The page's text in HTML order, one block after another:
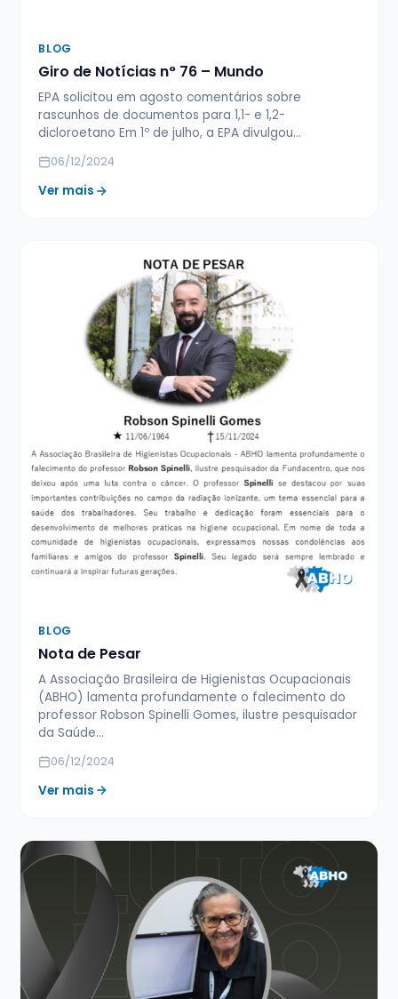
BLOG
Giro de Notícias n° 76 – Mundo
EPA solicitou em agosto comentários sobre
rascunhos de documentos para 1,1- e 1,2-
dicloroetano Em 1º de julho, a EPA divulgou…
06/12/2024
Ver mais
BLOG
Nota de Pesar
A Associação Brasileira de Higienistas Ocupacionais
(ABHO) lamenta profundamente o falecimento do
professor Robson Spinelli Gomes, ilustre pesquisador
da Saúde…
06/12/2024
Ver mais